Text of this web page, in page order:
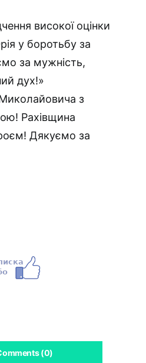
високої оцінки
у боротьбу за
за мужність,
дух!»
з
Рахівщина
Дякуємо за
(0)